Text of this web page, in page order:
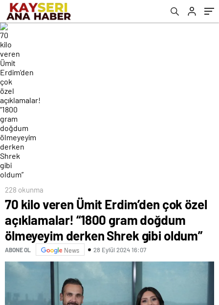
derken Shrek gibi oldum”
228 okunma
70 kilo veren Ümit Erdim’den çok özel
açıklamalar! “1800 gram doğdum
ölmeyeyim derken Shrek gibi oldum”
ABONE OL News 28 Eylül 2024 16:07